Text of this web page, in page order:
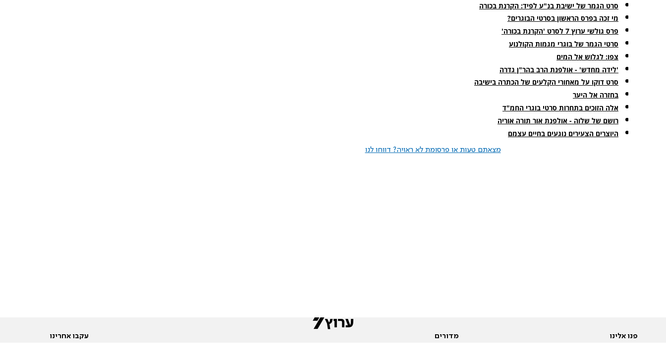
סרט הגמר של ישיבת בנ"ע לפיד: הקרנת בכורה
מי זכה בפרס הראשון בסרטי הבוגרים?
פרס גולשי ערוץ 7 לסרט 'הקרנת בכורה'
סרטי הגמר של בוגרי מגמות הקולנוע
צפו: לגלוש אל המים
'לידה מחדש' - אולפנת הרב בהר"ן גדרה
סרט דוקו על מאחורי הקלעים של הכתרה בישיבה
בחזרה אל היער
אלה הזוכים בתחרות סרטי בוגרי החמ"ד
רושם של שלוה - אולפנת אור תורה אוריה
היוצרים הצעירים נוגעים בחיים עצמם
מצאתם טעות או פרסומת לא ראויה? דווחו לנו
פנו אלינו מדורים עקבו אחרינו